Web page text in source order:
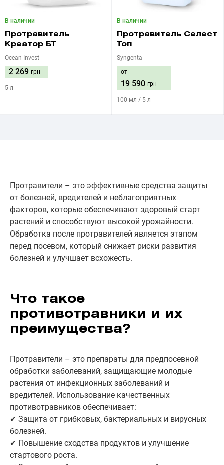
В наличии
Протравитель
Креатор БТ
Ocean Invest
2 269 грн
5 л
В наличии
Протравитель Селест
Топ
Syngenta
от
19 590 грн
100 мл / 5 л
Протравители – это эффективные средства защиты
от болезней, вредителей и неблагоприятных
факторов, которые обеспечивают здоровый старт
растений и способствуют высокой урожайности.
Обработка после протравителей является этапом
перед посевом, который снижает риски развития
болезней и улучшает всхожесть.
Что такое
противотравники и их
преимущества?
Протравители – это препараты для предпосевной
обработки заболеваний, защищающие молодые
растения от инфекционных заболеваний и
вредителей. Использование качественных
противотравников обеспечивает:
✔ Защита от грибковых, бактериальных и вирусных
болезней.
✔ Повышение сходства продуктов и улучшение
стартового роста.